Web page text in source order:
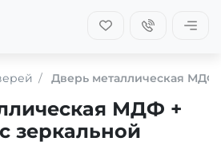
Дверь металлическая МДФ
МДФ +
зеркальной